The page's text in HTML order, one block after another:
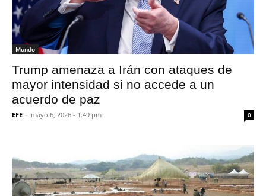
Mundo
Trump amenaza a Irán con ataques de
mayor intensidad si no accede a un
acuerdo de paz
EFE - mayo 6, 2026 - 1:49 pm 0